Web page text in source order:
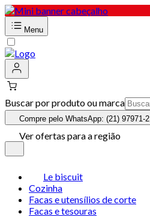
Menu
Buscar por produto ou marca
Compre pelo WhatsApp: (21) 97971-
Ver ofertas para a região
Le biscuit
Cozinha
Facas e utensílios de corte
Facas e tesouras